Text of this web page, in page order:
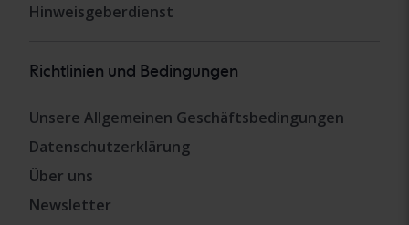
Hinweisgeberdienst
Richtlinien und Bedingungen
Unsere Allgemeinen Geschäftsbedingungen
Datenschutzerklärung
Über uns
Newsletter